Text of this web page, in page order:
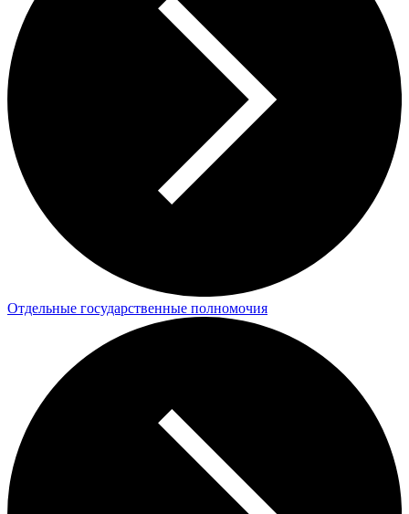
Отдельные государственные полномочия